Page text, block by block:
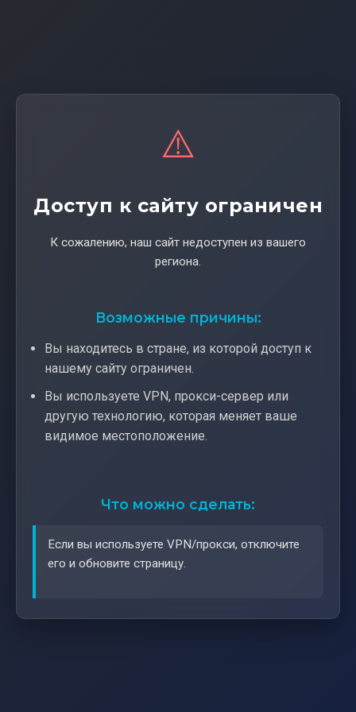
⚠️
Доступ к сайту ограничен
К сожалению, наш сайт недоступен из вашего
региона.
Возможные причины:
Вы находитесь в стране, из которой доступ к
нашему сайту ограничен.
Вы используете VPN, прокси-сервер или
другую технологию, которая меняет ваше
видимое местоположение.
Что можно сделать:
Если вы используете VPN/прокси, отключите
его и обновите страницу.